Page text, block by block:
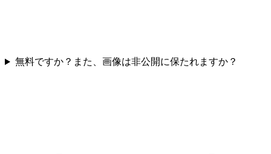
無料ですか？また、画像は非公開に保たれますか？